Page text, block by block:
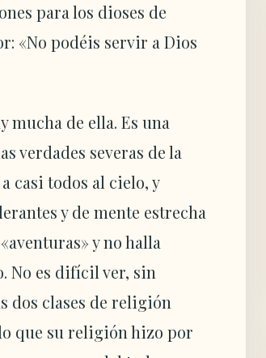
para los dioses de
«No podéis servir a Dios
mucha de ella. Es una
verdades severas de la
casi todos al cielo, y
y de mente estrecha
y no halla
No es difícil ver, sin
dos clases de religión
que su religión hizo por